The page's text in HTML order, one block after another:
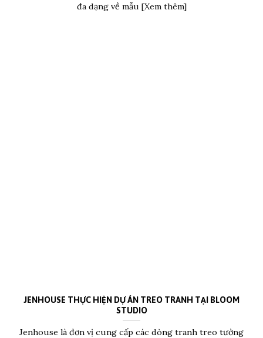
đa dạng về mẫu [Xem thêm]
JENHOUSE THỰC HIỆN DỰ ÁN TREO TRANH TẠI BLOOM
STUDIO
Jenhouse là đơn vị cung cấp các dòng tranh treo tường